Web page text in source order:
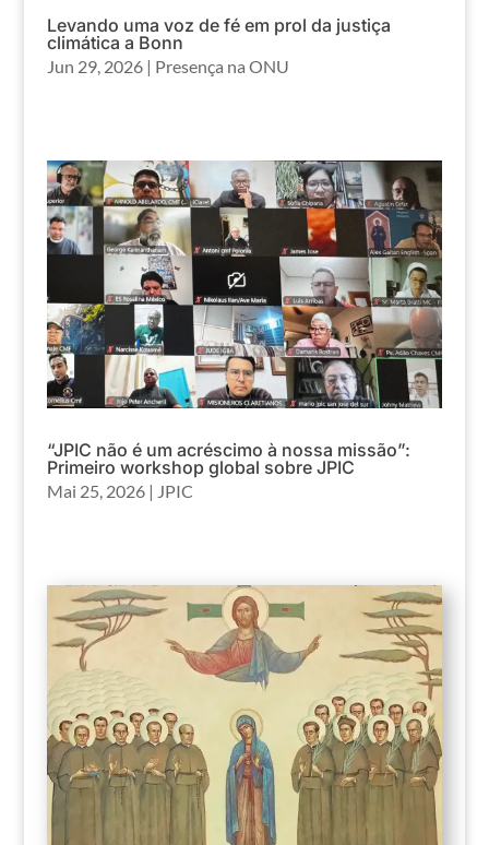
Levando uma voz de fé em prol da justiça
climática a Bonn
Jun 29, 2026| Presença na ONU
“JPIC não é um acréscimo à nossa missão”:
Primeiro workshop global sobre JPIC
Mai 25, 2026| JPIC